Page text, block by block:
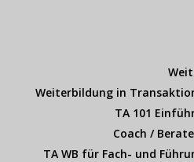
Weiterbildung in
TA 101
Coach /
TA WB für Fach- und